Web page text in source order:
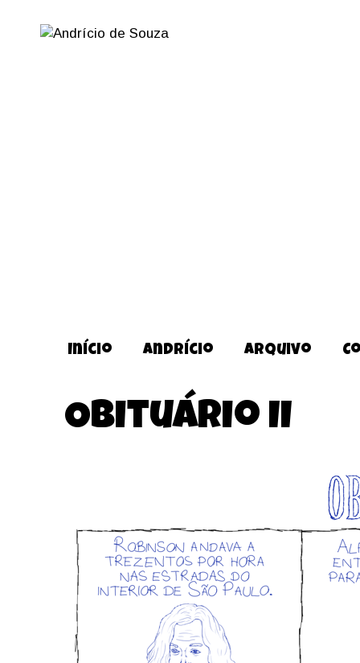
Início Andrício Arquivo
Obituário II